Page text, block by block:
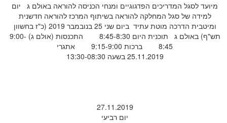
מיועד לסגל המדריכים הפדגוגיים ומנחי הכניסה להוראה באולם ג יום
למידה של סגל המחלקה להוראה בשיתוף המרכז להוראה חדשנית
ומיטבית הדרכה מוטת עתיד ביום שני 25 בנובמבר 2019 (כ"ז בחשוון
תש"ף) באולם ג תוכנית היום 8:45-8:30 התכנסות (אולם ג) 9:00-
8:45 ברכות 9:15-9:00 אתגרי
25.11.2019 בשעה 13:30-08:30
27.11.2019
יום רביעי